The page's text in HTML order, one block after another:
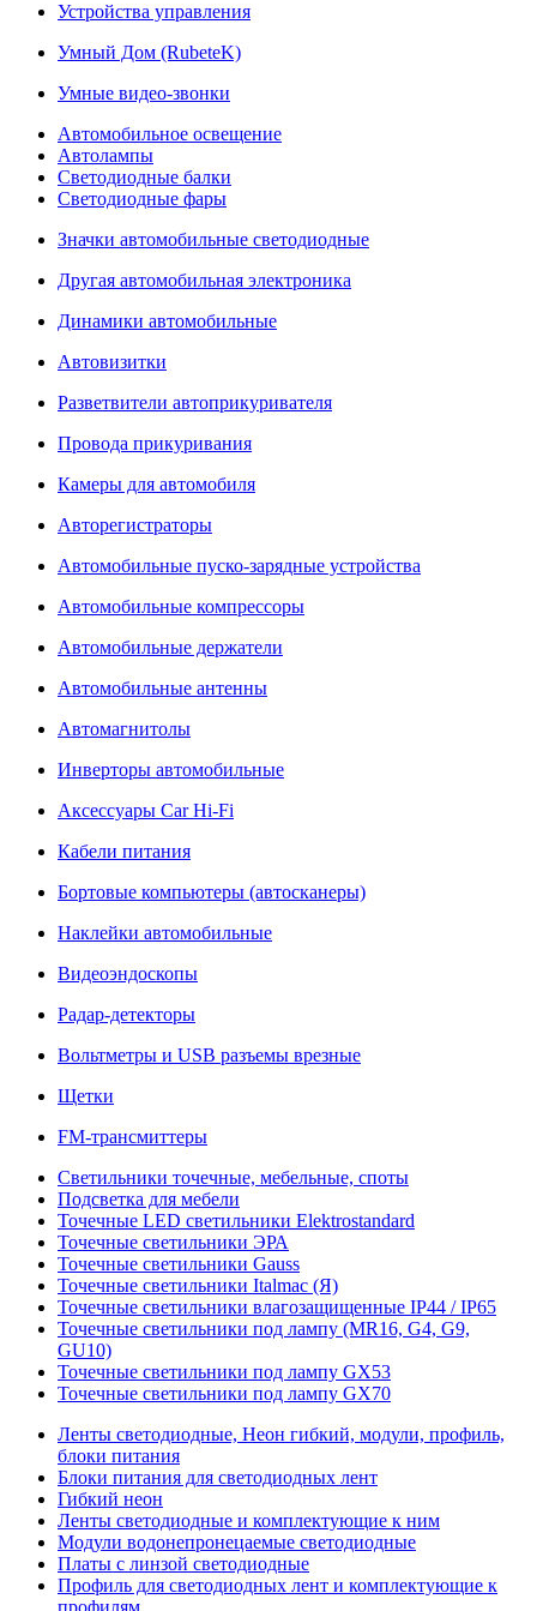
Устройства управления
Умный Дом (RubeteK)
Умные видео-звонки
Автомобильное освещение
Автолампы
Светодиодные балки
Светодиодные фары
Значки автомобильные светодиодные
Другая автомобильная электроника
Динамики автомобильные
Автовизитки
Разветвители автоприкуривателя
Провода прикуривания
Камеры для автомобиля
Авторегистраторы
Автомобильные пуско-зарядные устройства
Автомобильные компрессоры
Автомобильные держатели
Автомобильные антенны
Автомагнитолы
Инверторы автомобильные
Аксессуары Car Hi-Fi
Кабели питания
Бортовые компьютеры (автосканеры)
Наклейки автомобильные
Видеоэндоскопы
Радар-детекторы
Вольтметры и USB разъемы врезные
Щетки
FM-трансмиттеры
Светильники точечные, мебельные, споты
Подсветка для мебели
Точечные LED светильники Elektrostandard
Точечные светильники ЭРА
Точечные светильники Gauss
Точечные светильники Italmac (Я)
Точечные светильники влагозащищенные IP44 / IP65
Точечные светильники под лампу (MR16, G4, G9,
GU10)
Точечные светильники под лампу GX53
Точечные светильники под лампу GX70
Ленты светодиодные, Неон гибкий, модули, профиль,
блоки питания
Блоки питания для светодиодных лент
Гибкий неон
Ленты светодиодные и комплектующие к ним
Модули водонепронецаемые светодиодные
Платы с линзой светодиодные
Профиль для светодиодных лент и комплектующие к
профилям